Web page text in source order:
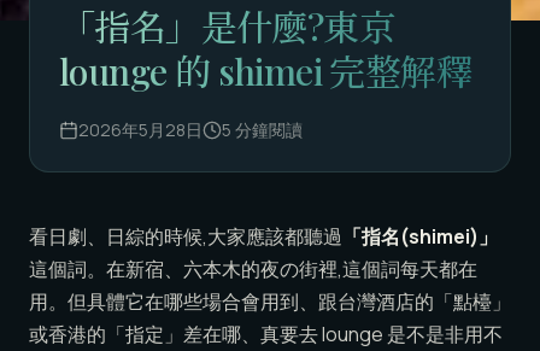
「指名」是什麼?東京
lounge 的 shimei 完整解釋
2026年5月28日 5 分鐘閱讀
看日劇、日綜的時候,大家應該都聽過 「指名(shimei)」
這個詞。在新宿、六本木的夜の街裡,這個詞每天都在
用。但具體它在哪些場合會用到、跟台灣酒店的「點檯」
或香港的「指定」差在哪、真要去 lounge 是不是非用不